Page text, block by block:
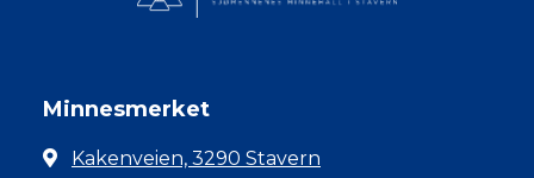
Minnesmerket
Kakenveien, 3290 Stavern